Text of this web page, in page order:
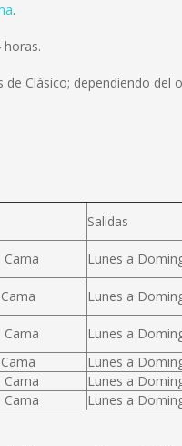
.
Clásico; dependiendo del
Salidas
Cama Lunes a
Lunes a
Cama Lunes a
Lunes a
Cama Lunes a
Cama Lunes a